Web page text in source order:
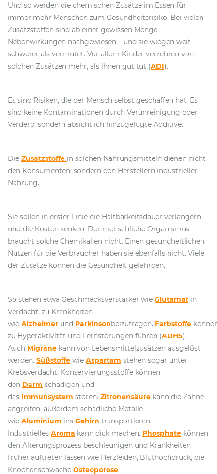
Und so werden die chemischen Zusätze im Essen für
immer mehr Menschen zum Gesundheitsrisiko. Bei vielen
Zusatzstoffen sind ab einer gewissen Menge
Nebenwirkungen nachgewiesen – und sie wiegen weit
schwerer als vermutet. Vor allem Kinder verzehren von
solchen Zusätzen mehr, als ihnen gut tut (ADI).
Es sind Risiken, die der Mensch selbst geschaffen hat. Es
sind keine Kontaminationen durch Verunreinigung oder
Verderb, sondern absichtlich hinzugefügte Additive.
Die Zusatzstoffe in solchen Nahrungsmitteln dienen nicht
den Konsumenten, sondern den Herstellern industrieller
Nahrung.
Sie sollen in erster Linie die Haltbarkeitsdauer verlängern
und die Kosten senken. Der menschliche Organismus
braucht solche Chemikalien nicht. Einen gesundheitlichen
Nutzen für die Verbraucher haben sie ebenfalls nicht. Viele
der Zusätze können die Gesundheit gefährden.
So stehen etwa Geschmacksverstärker wie Glutamat in
Verdacht, zu Krankheiten
wie Alzheimer und Parkinsonbeizutragen. Farbstoffe
zu Hyperaktivität und Lernstörungen führen (ADHS).
Auch Migräne kann von Lebensmittelzusätzen ausgelöst
werden. Süßstoffe wie Aspartam stehen sogar unter
Krebsverdacht. Konservierungsstoffe können
den Darm schädigen und
das Immunsystem stören. Zitronensäure kann die Zähne
angreifen, außerdem schädliche Metalle
wie Aluminium ins Gehirn transportieren.
Industrielles Aroma kann dick machen. Phosphate können
den Alterungsprozess beschleunigen und Krankheiten
früher auftreten lassen wie Herzleiden, Bluthochdruck, die
Knochenschwäche Osteoporose.